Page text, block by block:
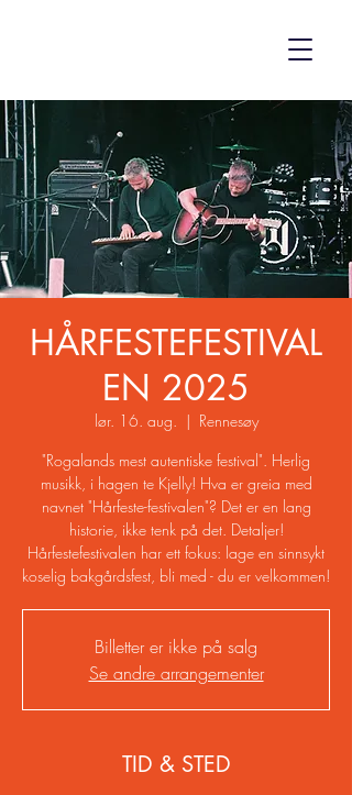
HÅRFESTEFESTIVAL
EN 2025
lør. 16. aug.
  |
Rennesøy
"Rogalands mest autentiske festival". Herlig
musikk, i hagen te Kjelly! Hva er greia med
navnet "Hårfeste-festivalen"? Det er en lang
historie, ikke tenk på det. Detaljer!
Hårfestefestivalen har ett fokus: lage en sinnsykt
koselig bakgårdsfest, bli med - du er velkommen!
Billetter er ikke på salg
Se andre arrangementer
TID & STED